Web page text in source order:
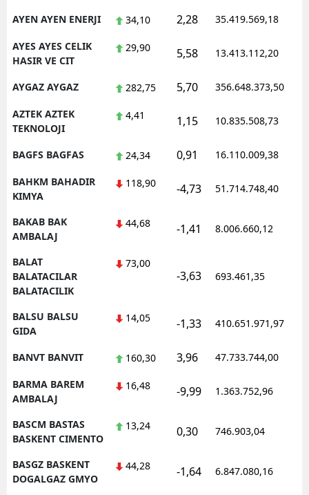
AYEN AYEN ENERJI 34,10 2,28 35.419.569,18
AYES AYES CELIK
HASIR VE CIT
29,90 5,58 13.413.112,20
AYGAZ AYGAZ 282,75 5,70 356.648.373,50
AZTEK AZTEK
TEKNOLOJI
4,41 1,15 10.835.508,73
BAGFS BAGFAS 24,34 0,91 16.110.009,38
BAHKM BAHADIR
KIMYA
118,90 -4,73 51.714.748,40
BAKAB BAK
AMBALAJ
44,68 -1,41 8.006.660,12
BALAT
BALATACILAR
BALATACILIK
73,00
-3,63 693.461,35
BALSU BALSU
GIDA
14,05 -1,33 410.651.971,97
BANVT BANVIT 160,30 3,96 47.733.744,00
BARMA BAREM
AMBALAJ
16,48 -9,99 1.363.752,96
BASCM BASTAS
BASKENT CIMENTO
13,24 0,30 746.903,04
BASGZ BASKENT
DOGALGAZ GMYO
44,28 -1,64 6.847.080,16